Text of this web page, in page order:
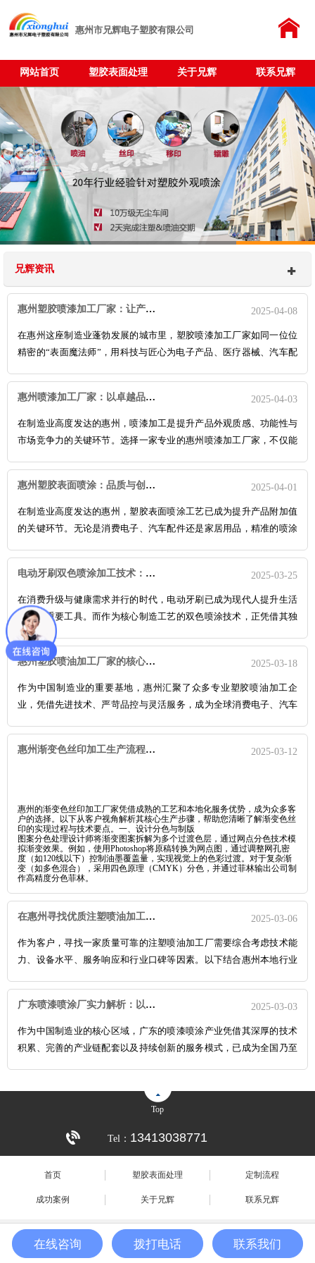
惠州市兄辉电子塑胶有限公司
网站首页 塑胶表面处理 关于兄辉 联系兄辉
兄辉资讯
惠州塑胶喷漆加工厂家：让产品披上“科技外衣”的魔术师 2025-04-08
在惠州这座制造业蓬勃发展的城市里，塑胶喷漆加工厂家如同一位位
精密的“表面魔法师”，用科技与匠心为电子产品、医疗器械、汽车配
全自动线如同银色长龙蜿蜒，五轴往复机的机械臂正以±2μm的误差精
度为曲面手机壳喷涂渐变光晕。这种精密堪比瑞士钟表的工艺，让哑
光质感与高光流彩在指尖流转。
惠州喷漆加工厂家：以卓越品质与创新服务助力您的产品升级 2025-04-03
在制造业高度发达的惠州，喷漆加工是提升产品外观质感、功能性与
市场竞争力的关键环节。选择一家专业的惠州喷漆加工厂家，不仅能
如兄辉喷涂已实现全流程自动化生产，配备三涂三烤390米自动线、五
轴往复机等先进设备，喷涂均匀度误差控制在±2μm，生产效率提升
50%以上。针对高端需求（如哑光、渐变、防指纹），厂家采用UV光
与涂层的结合难题。
惠州塑胶表面喷涂：品质与创新的完美结合 2025-04-01
在制造业高度发达的惠州，塑胶表面喷涂工艺已成为提升产品附加值
的关键环节。无论是消费电子、汽车配件还是家居用品，精准的喷涂
保并重。惠州喷涂企业通过引入自动化喷涂线、机器人喷涂设备等，
大幅提升生产效率和一致性。例如，兄辉喷涂等厂家采用全自动喷涂
线后，生产效率提高50%，人工成本降低30%，同时通过静电喷涂等
技术减少VOC排放，符合RoHS、SGS等环保认证。
电动牙刷双色喷涂加工技术：创新工艺赋能产品价值升级 2025-03-25
在消费升级与健康需求并行的时代，电动牙刷已成为现代人提升生活
品质的重要工具。而作为核心制造工艺的双色喷涂技术，正凭借其独
特的技术优势与用户体验，成为品牌突围市场的关键创新点。以下从
技术原理、核心优势及市场价值三个维度，解析双色喷涂技术如何为
电动牙刷产品赋能。
双色喷涂技术通过双色注塑模具实现硬质骨架与
软胶涂层的无缝结合。例如，采用PP+TPU等材料组合，在精密模具中
完成两次注塑成型，实现防滑区与主体结构的物理融合。相较于传统
痛点，同时通过模内热熔技术提升剥离强度，确保长期使用不脱胶。
该工艺还支持纳米银离子等抗菌材料的嵌入，使手柄抑菌率高达
惠州塑胶喷油加工厂家的核心价值与客户共赢之道 2025-03-18
作为中国制造业的重要基地，惠州汇聚了众多专业塑胶喷油加工企
业，凭借先进技术、严苛品控与灵活服务，成为全球消费电子、汽车
关键一步。以下从技术、品质、服务与协作四大维度，解析惠州厂家
惠州渐变色丝印加工生产流程解析——客户透明化指南 2025-03-12
惠州的渐变色丝印加工厂家凭借成熟的工艺和本地化服务优势，成为众多客
户的选择。以下从客户视角解析其核心生产步骤，帮助您清晰了解渐变色丝
印的实现过程与技术要点。一、设计分色与制版
图案分色处理设计师将渐变图案拆解为多个过渡色层，通过网点分色技术模
拟渐变效果。例如，使用Photoshop将原稿转换为网点图，通过调整网孔密
度（如120线以下）控制油墨覆盖量，实现视觉上的色彩过渡。 对于复杂渐
变（如多色混合），采用四色原理（CMYK）分色，并通过菲林输出公司制
作高精度分色菲林。
在惠州寻找优质注塑喷油加工厂家的五大实用方法 2025-03-06
作为客户，寻找一家质量可靠的注塑喷油加工厂需要综合考虑技术能
力、设备水平、服务响应和行业口碑等因素。以下结合惠州本地行业
子外壳、玩具配件等）、喷油工艺要求（如UV光油、橡胶漆、镭雕
等）以及环保标准。若需高精度电子配件加工，可优先关注具备无尘
车间和自动化喷涂线的企业。如兄辉电子塑胶有限公司，专攻电子外
广东喷漆喷涂厂实力解析：以技术与匠心打造行业标杆 2025-03-03
作为中国制造业的核心区域，广东的喷漆喷涂产业凭借其深厚的技术
积累、完善的产业链配套以及持续创新的服务模式，已成为全国乃至
际一流设备，如自动化喷涂线等，结合数字化控制技术，实现高精
度、高效率生产。以兄辉喷涂为例，其生产线支持从基础底漆、面漆
喷涂到复杂的渐变色、金属质感喷涂等多元工艺，满足汽车、电子、
Top
Tel： 13413038771
首页 塑胶表面处理 定制流程
成功案例 关于兄辉 联系兄辉
Copyrights ©2017 惠州市兄辉电子塑胶有限公司 All Rights Reserved
在线咨询 拨打电话 联系我们